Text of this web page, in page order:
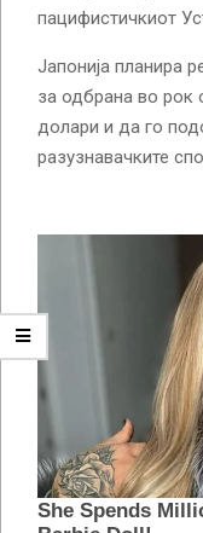
пацифистичкиот
Јапонија планира
за одбрана во рок
долари и да го
разузнавачките